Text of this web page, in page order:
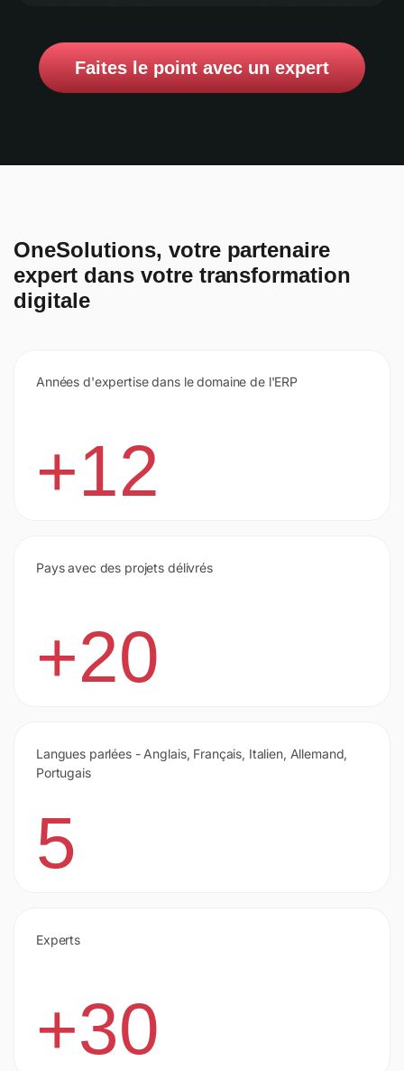
Faites le point avec un expert
OneSolutions, votre partenaire
expert dans votre transformation
digitale
Années d'expertise dans le domaine de l'ERP
+12
Pays avec des projets délivrés
+20
Langues parlées - Anglais, Français, Italien, Allemand,
Portugais
5
Experts
+30